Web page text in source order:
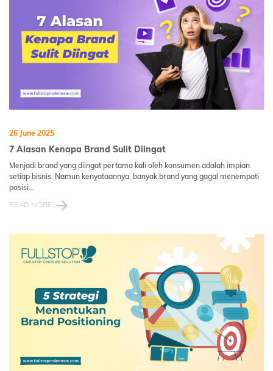
26 June 2025
7 Alasan Kenapa Brand Sulit Diingat
Menjadi brand yang diingat pertama kali oleh konsumen adalah impian
setiap bisnis. Namun kenyataannya, banyak brand yang gagal menempati
posisi...
READ MORE